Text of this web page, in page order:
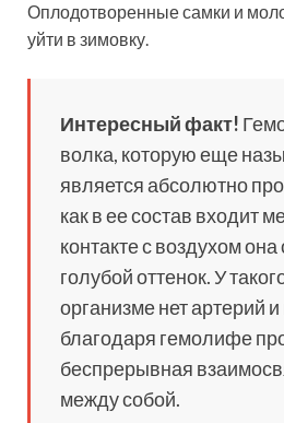
Оплодотворенные самки и
уйти в зимовку.
Интересный факт!
волка, которую еще
является абсолютно
как в ее состав входит
контакте с воздухом
голубой оттенок. У
организме нет артерий
благодаря гемолифе
беспрерывная
между собой.